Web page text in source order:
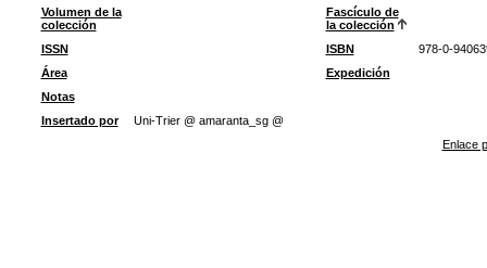
Volumen de la
colección
Fascículo de
la colección
ISSN
ISBN
978-0-
Área
Expedición
Notas
Insertado por
Uni-Trier @ amaranta_sg @
Enlace